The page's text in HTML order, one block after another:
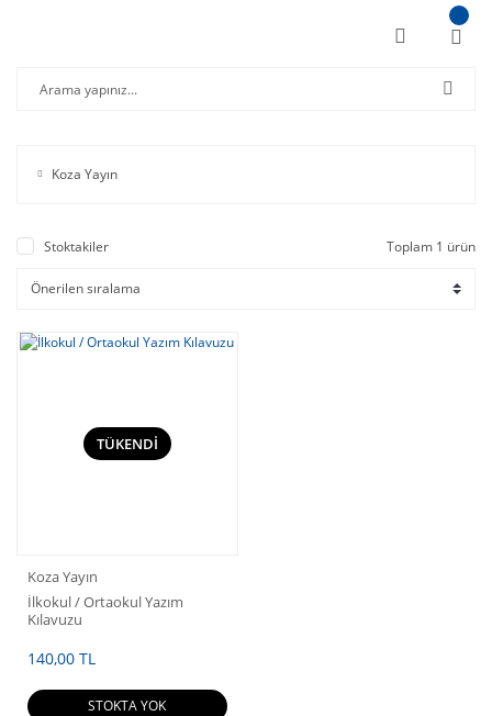
Koza Yayın
Stoktakiler Toplam 1 ürün
TÜKENDİ
Koza Yayın
İlkokul / Ortaokul Yazım
Kılavuzu
140,00 TL
STOKTA YOK